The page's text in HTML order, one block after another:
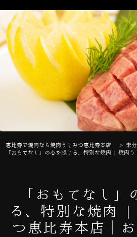
恵比寿で焼肉なら焼肉うしみつ恵比寿本店 >未
「おもてなし」の心を感じる、特別な焼肉 | 焼肉う
「おもてなし」
る、特別な焼肉 |
つ恵比寿本店｜